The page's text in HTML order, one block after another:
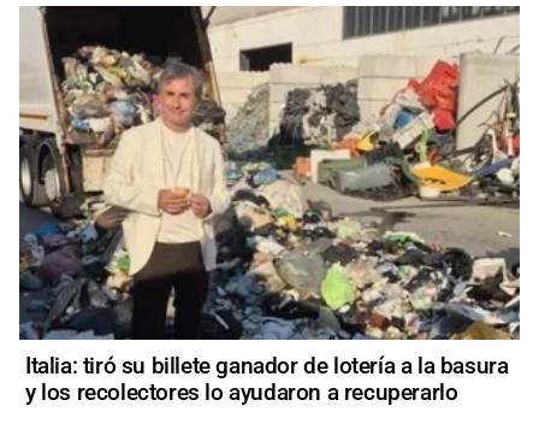
Italia: tiró su billete ganador de lotería a la basura
y los recolectores lo ayudaron a recuperarlo